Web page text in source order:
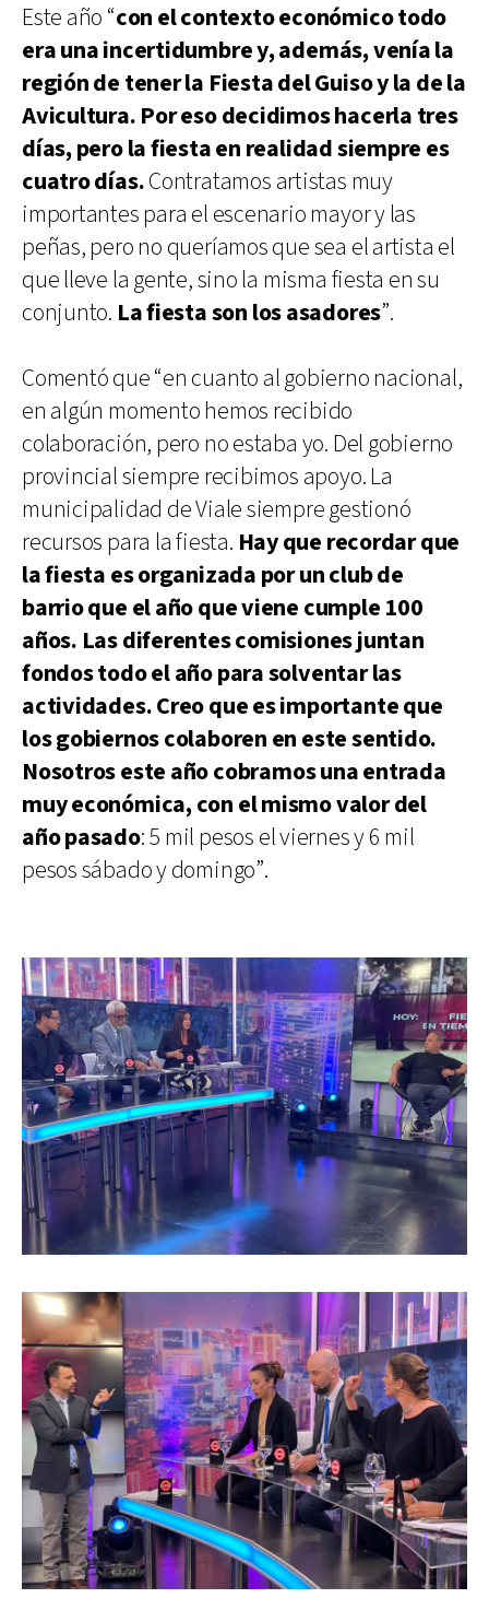
Este año “con el contexto económico todo
era una incertidumbre y, además, venía la
región de tener la Fiesta del Guiso y la de la
Avicultura. Por eso decidimos hacerla tres
días, pero la fiesta en realidad siempre es
cuatro días.Contratamos artistas muy
importantes para el escenario mayor y las
peñas, pero no queríamos que sea el artista el
que lleve la gente, sino la misma fiesta en su
conjunto. La fiesta son los asadores”.
Comentó que “en cuanto al gobierno nacional,
en algún momento hemos recibido
colaboración, pero no estaba yo. Del gobierno
provincial siempre recibimos apoyo. La
municipalidad de Viale siempre gestionó
recursos para la fiesta. Hay que recordar que
la fiesta es organizada por un club de
barrio que el año que viene cumple 100
años. Las diferentes comisiones juntan
fondos todo el año para solventar las
actividades. Creo que es importante que
los gobiernos colaboren en este sentido.
Nosotros este año cobramos una entrada
muy económica, con el mismo valor del
año pasado: 5 mil pesos el viernes y 6 mil
pesos sábado y domingo”.